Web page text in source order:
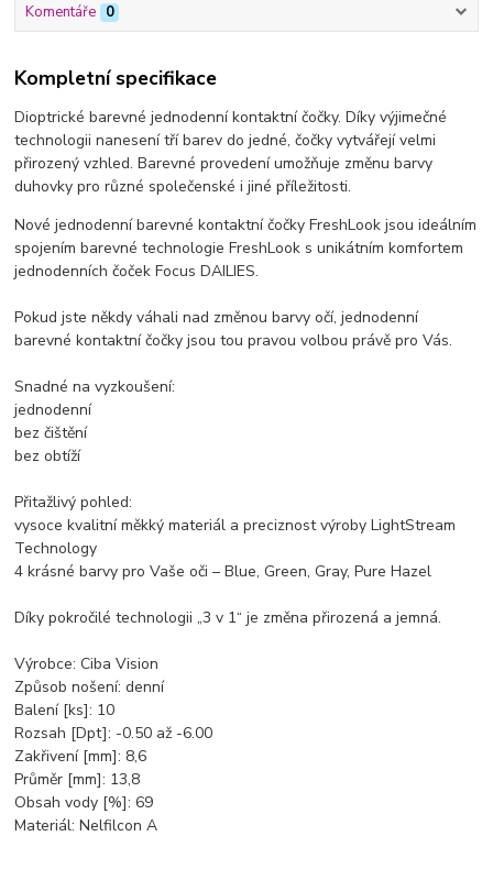
Komentáře 0
Kompletní specifikace
Dioptrické barevné jednodenní kontaktní čočky. Díky výjimečné
technologii nanesení tří barev do jedné, čočky vytvářejí velmi
přirozený vzhled. Barevné provedení umožňuje změnu barvy
duhovky pro různé společenské i jiné příležitosti.
Nové jednodenní barevné kontaktní čočky FreshLook jsou ideálním
spojením barevné technologie FreshLook s unikátním komfortem
jednodenních čoček Focus DAILIES.
Pokud jste někdy váhali nad změnou barvy očí, jednodenní
barevné kontaktní čočky jsou tou pravou volbou právě pro Vás.
Snadné na vyzkoušení:
jednodenní
bez čištění
bez obtíží
Přitažlivý pohled:
vysoce kvalitní měkký materiál a preciznost výroby LightStream
Technology
4 krásné barvy pro Vaše oči – Blue, Green, Gray, Pure Hazel
Díky pokročilé technologii „3 v 1“ je změna přirozená a jemná.
Výrobce: Ciba Vision
Způsob nošení: denní
Balení [ks]: 10
Rozsah [Dpt]: -0.50 až -6.00
Zakřivení [mm]: 8,6
Průměr [mm]: 13,8
Obsah vody [%]: 69
Materiál: Nelfilcon A